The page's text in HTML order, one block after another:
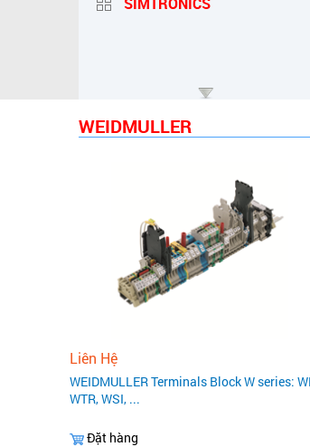
WEIDMULLER
Liên Hệ
WEIDMULLER Terminals Block W series:
WTR, WSI, ...
Đặt hàng